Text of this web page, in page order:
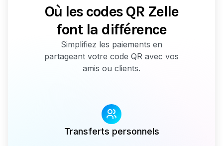
Où les codes QR Zelle
font la différence
Simplifiez les paiements en
partageant votre code QR avec vos
amis ou clients.
Transferts personnels